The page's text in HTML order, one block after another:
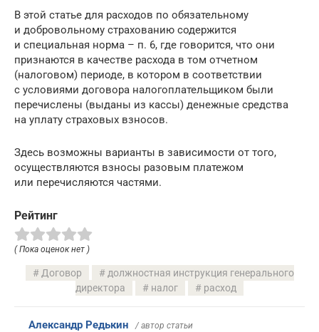
В этой статье для расходов по обязательному
и добровольному страхованию содержится
и специальная норма – п. 6, где говорится, что они
признаются в качестве расхода в том отчетном
(налоговом) периоде, в котором в соответствии
с условиями договора налогоплательщиком были
перечислены (выданы из кассы) денежные средства
на уплату страховых взносов.
Здесь возможны варианты в зависимости от того,
осуществляются взносы разовым платежом
или перечисляются частями.
Рейтинг
( Пока оценок нет )
Договор
должностная инструкция генерального
директора
налог расход
Александр Редькин / автор статьи